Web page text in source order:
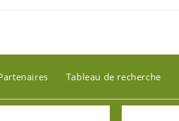
Tableau de recherche